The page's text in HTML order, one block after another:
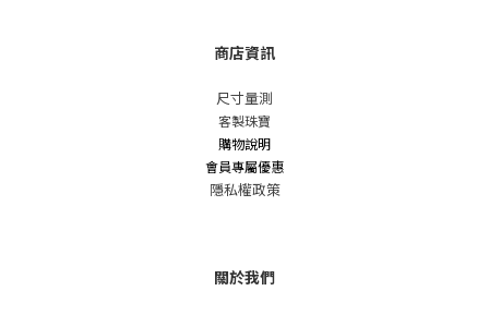
商店資訊
尺寸量測
客製珠寶
購物說明
會員專屬優惠
隱私權政策
關於我們